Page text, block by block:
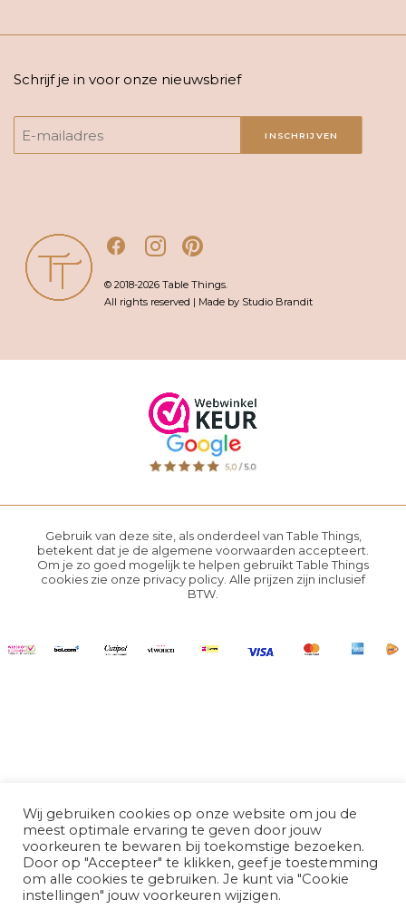
Schrijf je in voor onze nieuwsbrief
INSCHRIJVEN
© 2018-2026 Table Things.
All rights reserved | Made by Studio Brandit
Gebruik van deze site, als onderdeel van Table Things,
betekent dat je de algemene voorwaarden accepteert.
Om je zo goed mogelijk te helpen gebruikt Table Things
cookies zie onze privacy policy . Alle prijzen zijn inclusief
BTW.
Wij gebruiken cookies op onze website om jou de
meest optimale ervaring te geven door jouw
voorkeuren te bewaren bij toekomstige bezoeken.
Door op "Accepteer" te klikken, geef je toestemming
om alle cookies te gebruiken. Je kunt via "Cookie
instellingen" jouw voorkeuren wijzigen.